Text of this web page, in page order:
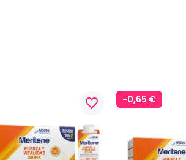
favorite_border -0,65 €